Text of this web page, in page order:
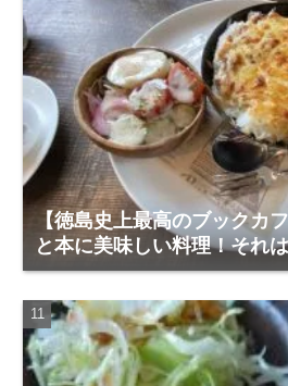
【徳島史上最高のブックカ
と本に美味しい料理！それ
れとろカフェ Weird（ウィ
吉